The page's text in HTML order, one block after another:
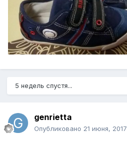
5 недель спустя...
genrietta
Опубликовано 21 июня, 2017